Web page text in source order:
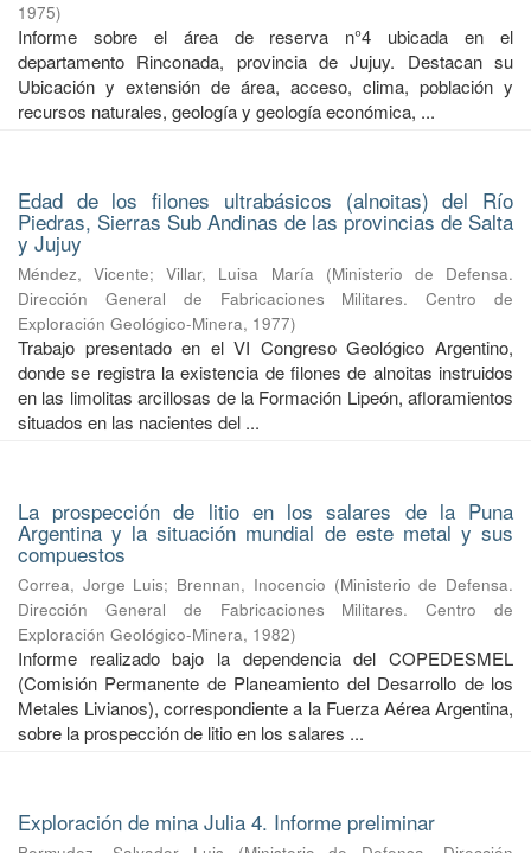
1975)
Informe sobre el área de reserva n°4 ubicada en el
departamento Rinconada, provincia de Jujuy. Destacan su
Ubicación y extensión de área, acceso, clima, población y
recursos naturales, geología y geología económica, ...
Edad de los filones ultrabásicos (alnoitas) del Río
Piedras, Sierras Sub Andinas de las provincias de Salta
y Jujuy
Méndez, Vicente;Villar, Luisa María (Ministerio de Defensa.
Dirección General de Fabricaciones Militares. Centro de
Exploración Geológico-Minera, 1977)
Trabajo presentado en el VI Congreso Geológico Argentino,
donde se registra la existencia de filones de alnoitas instruidos
en las limolitas arcillosas de la Formación Lipeón, afloramientos
situados en las nacientes del ...
La prospección de litio en los salares de la Puna
Argentina y la situación mundial de este metal y sus
compuestos
Correa, Jorge Luis; Brennan, Inocencio (Ministerio de Defensa.
Dirección General de Fabricaciones Militares. Centro de
Exploración Geológico-Minera, 1982)
Informe realizado bajo la dependencia del COPEDESMEL
(Comisión Permanente de Planeamiento del Desarrollo de los
Metales Livianos), correspondiente a la Fuerza Aérea Argentina,
sobre la prospección de litio en los salares ...
Exploración de mina Julia 4. Informe preliminar